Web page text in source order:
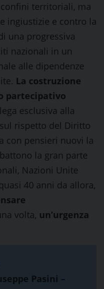
territoriali, ma
ingiustizie e contro la
una progressiva
nazionali in un
alle dipendenze
La costruzione
partecipativo
esclusiva alla
rispetto del Diritto
con pensieri nuovi la
la gran parte
Nazioni Unite
40 anni da allora,
volta, un’urgenza
Pasini –